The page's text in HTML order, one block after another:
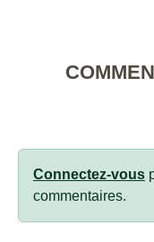
Connectez-vous
commentaires.